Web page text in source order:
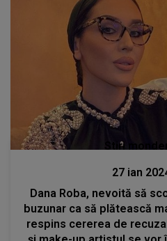
Stiri
27 ian
Dana Roba, nevoită să
buzunar ca să plătească
respins cererea de